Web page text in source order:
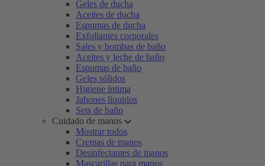
Geles de ducha
Aceites de ducha
Espumas de ducha
Exfoliantes corporales
Sales y bombas de baño
Aceites y leche de baño
Espumas de baño
Geles sólidos
Higiene íntima
Jabones líquidos
Sets de baño
Cuidado de manos
Mostrar todos
Cremas de manos
Desinfectantes de manos
Mascarillas para manos